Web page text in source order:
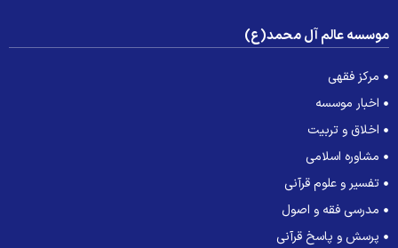
عالم آل محمد(ع)
مرکز فقهی
اخبار موسسه
اخلاق و تربیت
مشاوره اسلامی
تفسیر و علوم قرآنی
مدرسی فقه و اصول
پرسش و پاسخ قرآنی